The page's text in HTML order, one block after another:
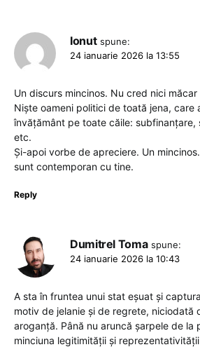
Ionut spune:
24 ianuarie 2026 la 13:55
Un discurs mincinos. Nu cred nici
Niște oameni politici de toată jena, care
învățământ pe toate căile: subfinanțare,
etc.
Și-apoi vorbe de apreciere. Un
sunt contemporan cu tine.
Reply
Dumitrel Toma spune:
24 ianuarie 2026 la 10:43
A sta în fruntea unui stat eșuat și
motiv de jelanie și de regrete, niciodată
aroganță. Până nu aruncă șarpele de la
minciuna legitimității și